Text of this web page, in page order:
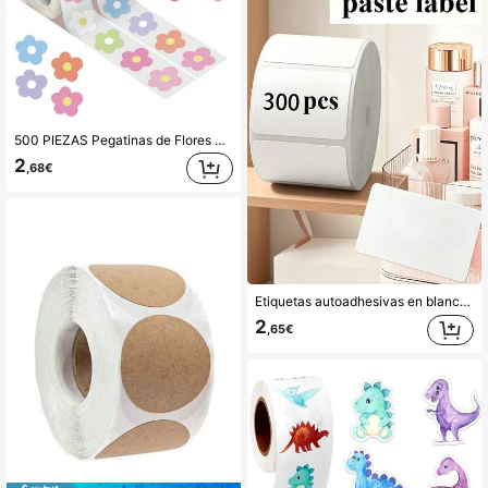
500 PIEZAS Pegatinas de Flores Lindas en Rollo de Vinilo, Pegatinas para Álbum de Recortes, Diario, Portátil, Parachoques, Monopatín, Botellas de Agua, Computadora, Teléfono, Dibujos Animados Anime, Útiles Escolares, Regreso a la Escuela
2,68€
Etiquetas autoadhesivas en blanco para escribir, resistentes al agua y al aceite, fáciles de despegar sin dejar residuos, etiquetas de clasificación a prueba de agua, notas adhesivas removibles, pegatinas autoadhesivas de fácil desprendimiento, etiquetas de clasificación removibles para el hogar, etiquetas removibles, pegatinas rectangulares blancas, adecuadas para el hogar, la oficina, etiquetas de marcado de artículos, adecuadas para la cocina, el baño, la oficina, el dormitorio, marcado de clasificación DIY, uso en múltiples escenarios, esencial para el hogar, esencial para la vuelta a la escuela
2,65€